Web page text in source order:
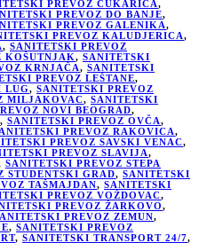
PREVOZ ČUKARICA,
PREVOZ DO BANJE,
PREVOZ GALENIKA,
PREVOZ KALUDJERICA,
, SANITETSKI PREVOZ
KOŠUTNJAK, SANITETSKI
KRNJAČA, SANITETSKI
PREVOZ LEŠTANE,
LUG, SANITETSKI PREVOZ
MILJAKOVAC, SANITETSKI
NOVI BEOGRAD,
, SANITETSKI PREVOZ OVČA,
PREVOZ RAKOVICA,
PREVOZ SAVSKI VENAC,
PREVOZ SLAVIJA,
SANITETSKI PREVOZ STEPA
STUDENTSKI GRAD, SANITETSKI
TAŠMAJDAN, SANITETSKI
PREVOZ VOŽDOVAC,
PREVOZ ŽARKOVO,
PREVOZ ZEMUN,
, SANITETSKI PREVOZ
, SANITETSKI TRANSPORT 24/7,